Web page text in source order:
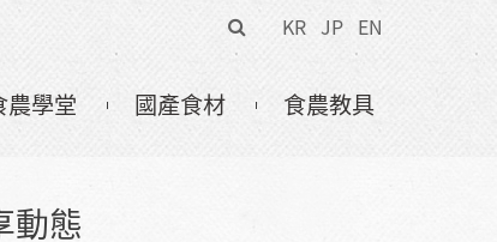
KR JP EN
搜
尋
表
單
農學堂 國產食材 食農教具
動態